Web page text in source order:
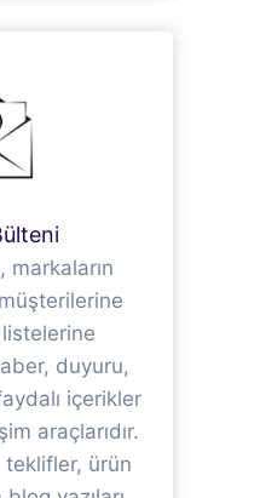
markaların
duyuru,
içerikler
araçlarıdır.
ürün